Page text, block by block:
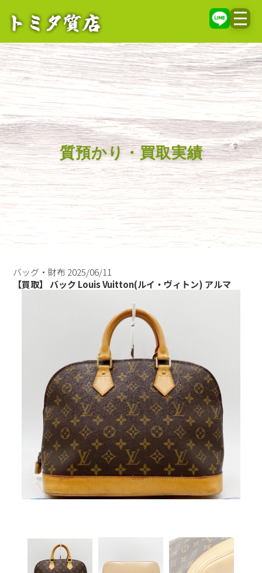
メニ
質預かり・買取実績
バッグ・財布 2025/06/11
【買取】 バック Louis Vuitton(ルイ・ヴィトン) アルマ